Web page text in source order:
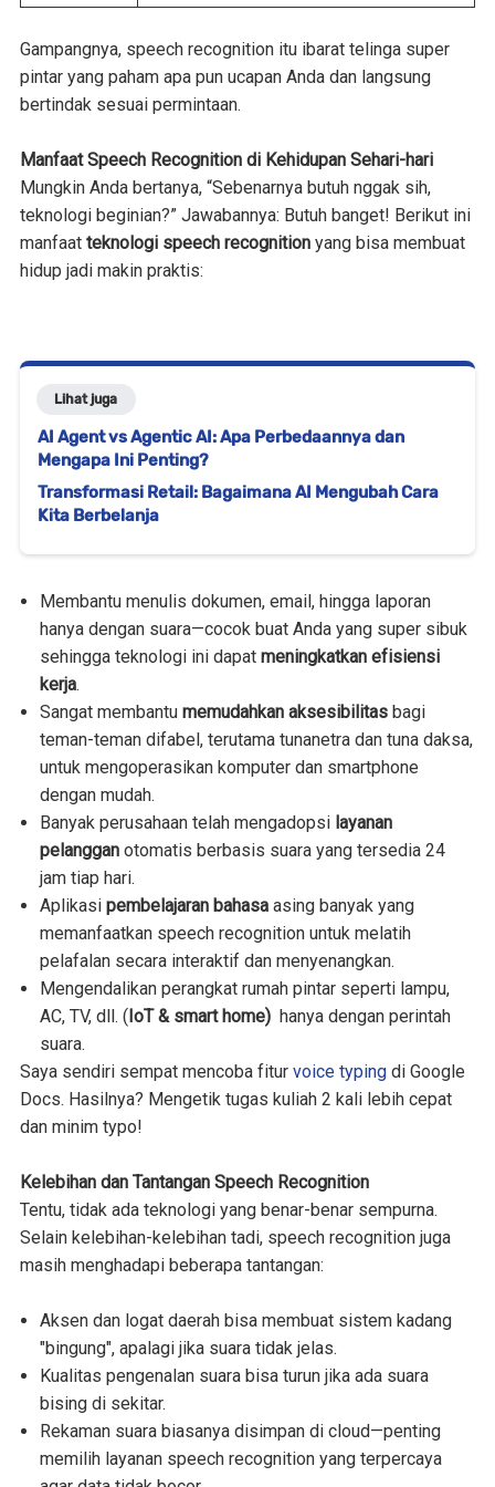
Gampangnya, speech recognition itu ibarat telinga super
pintar yang paham apa pun ucapan Anda dan langsung
bertindak sesuai permintaan.
Manfaat Speech Recognition di Kehidupan Sehari-hari
Mungkin Anda bertanya, “Sebenarnya butuh nggak sih,
teknologi beginian?” Jawabannya: Butuh banget! Berikut ini
manfaat teknologi speech recognition yang bisa membuat
hidup jadi makin praktis:
Lihat juga
AI Agent vs Agentic AI: Apa Perbedaannya dan
Mengapa Ini Penting?
Transformasi Retail: Bagaimana AI Mengubah Cara
Kita Berbelanja
Membantu menulis dokumen, email, hingga laporan
hanya dengan suara—cocok buat Anda yang super sibuk
sehingga teknologi ini dapat meningkatkan efisiensi
kerja.
Sangat membantu memudahkan aksesibilitas bagi
teman-teman difabel, terutama tunanetra dan tuna daksa,
untuk mengoperasikan komputer dan smartphone
dengan mudah.
Banyak perusahaan telah mengadopsi layanan
pelanggan otomatis berbasis suara yang tersedia 24
jam tiap hari.
Aplikasi pembelajaran bahasa asing banyak yang
memanfaatkan speech recognition untuk melatih
pelafalan secara interaktif dan menyenangkan.
Mengendalikan perangkat rumah pintar seperti lampu,
AC, TV, dll. (IoT & smart home) hanya dengan perintah
suara.
Saya sendiri sempat mencoba fitur voice typing di Google
Docs. Hasilnya? Mengetik tugas kuliah 2 kali lebih cepat
dan minim typo!
Kelebihan dan Tantangan Speech Recognition
Tentu, tidak ada teknologi yang benar-benar sempurna.
Selain kelebihan-kelebihan tadi, speech recognition juga
masih menghadapi beberapa tantangan:
Aksen dan logat daerah bisa membuat sistem kadang
"bingung", apalagi jika suara tidak jelas.
Kualitas pengenalan suara bisa turun jika ada suara
bising di sekitar.
Rekaman suara biasanya disimpan di cloud—penting
memilih layanan speech recognition yang terpercaya